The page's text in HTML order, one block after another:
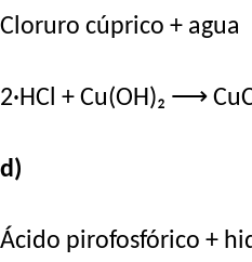
Cloruro cúprico + agua
2·HCl + Cu(OH)₂ ⟶
d)
Ácido pirofosfórico +